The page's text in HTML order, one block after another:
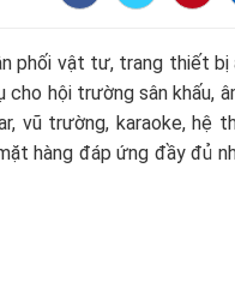
phối vật tư, trang thiết bị
hội trường sân khấu,
vũ trường, karaoke, hệ
hàng đáp ứng đầy đủ